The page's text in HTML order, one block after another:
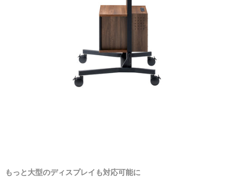
もっと大型のディスプレイも対応可能に